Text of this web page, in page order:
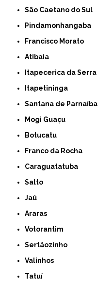
São Caetano do Sul
Pindamonhangaba
Francisco Morato
Atibaia
Itapecerica da Serra
Itapetininga
Santana de Parnaíba
Mogi Guaçu
Botucatu
Franco da Rocha
Caraguatatuba
Salto
Jaú
Araras
Votorantim
Sertãozinho
Valinhos
Tatuí